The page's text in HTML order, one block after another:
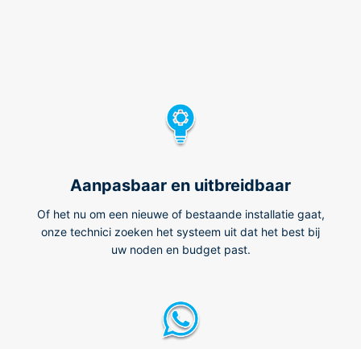
Aanpasbaar en uitbreidbaar
Of het nu om een nieuwe of bestaande installatie gaat,
onze technici zoeken het systeem uit dat het best bij
uw noden en budget past.